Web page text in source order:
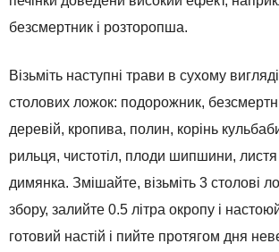
безсмертник і розторопша.
Візьміть наступні трави в сухому
столових ложок: подорожник,
деревій, кропива, полин, корінь
рильця, чистотіл, плоди шипшини, листя
димянка. Змішайте, візьміть 3 столові
збору, залийте 0.5 літра окропу і
готовий настій і пийте протягом дня